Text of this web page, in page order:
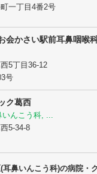
一丁目4番2号
会かさい駅前耳鼻咽喉
5丁目36-12
号
ク葛西
んこう科, ...
5-34-8
耳鼻いんこう科)の病院・